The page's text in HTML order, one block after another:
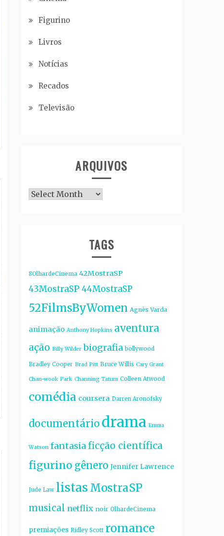
Figurino
Livros
Notícias
Recados
Televisão
ARQUIVOS
Arquivos
TAGS
8OlhardeCinema 42MostraSP
43MostraSP 44MostraSP
52FilmsByWomen Agnès Varda
animação Anthony Hopkins aventura
ação Billy Wilder biografia bollywood
Bradley Cooper Brad Pitt Bruce Willis Cary Grant
Chan-wook Park Channing Tatum Colleen Atwood
comédia coursera Darren Aronofsky
documentáriodrama Emma
Watson fantasiaficção científica
figurino gênero Jennifer Lawrence
Jude Law listas MostraSP
musical netflix noir OlhardeCinema
premiações Ridley Scott romance